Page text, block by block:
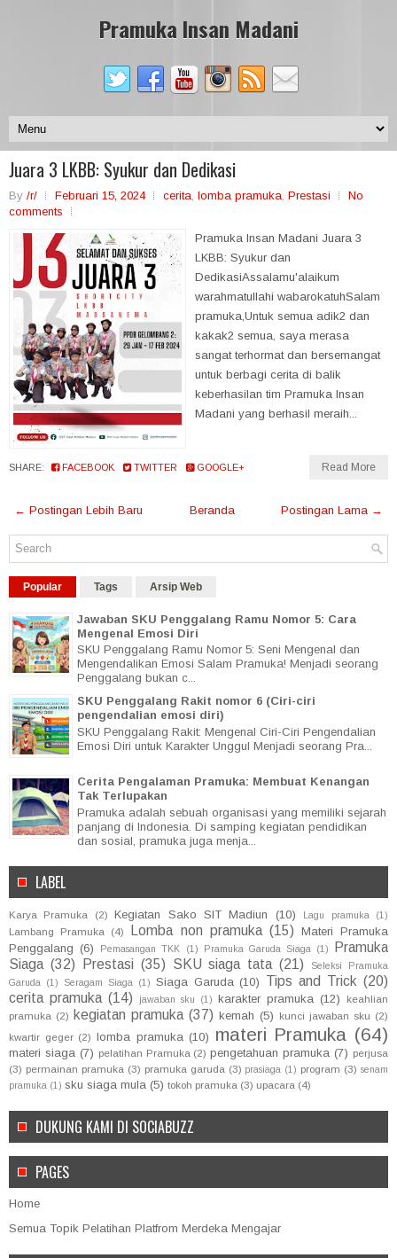
Pramuka Insan Madani
Juara 3 LKBB: Syukur dan Dedikasi
By /r/ Februari 15, 2024 cerita, lomba pramuka, Prestasi
No
comments
Pramuka Insan Madani Juara 3
LKBB: Syukur dan
DedikasiAssalamu'alaikum
warahmatullahi wabarokatuhSalam
pramuka,Untuk semua adik2 dan
kakak2 semua, saya merasa
sangat terhormat dan bersemangat
untuk berbagi cerita di balik
keberhasilan tim Pramuka Insan
Madani yang berhasil meraih...
SHARE: FACEBOOK TWITTER GOOGLE+ Read More
← Postingan Lebih Baru Postingan Lama →
Beranda
Popular Tags Arsip Web
Jawaban SKU Penggalang Ramu Nomor 5: Cara
Mengenal Emosi Diri
SKU Penggalang Ramu Nomor 5: Seni Mengenal dan
Mengendalikan Emosi Salam Pramuka! Menjadi seorang
Penggalang bukan c...
SKU Penggalang Rakit nomor 6 (Ciri-ciri
pengendalian emosi diri)
SKU Penggalang Rakit: Mengenal Ciri-Ciri Pengendalian
Emosi Diri untuk Karakter Unggul Menjadi seorang Pra...
Cerita Pengalaman Pramuka: Membuat Kenangan
Tak Terlupakan
Pramuka adalah sebuah organisasi yang memiliki sejarah
panjang di Indonesia. Di samping kegiatan pendidikan
dan sosial, pramuka juga menja...
LABEL
Karya Pramuka (2) Kegiatan Sako SIT Madiun (10) Lagu pramuka (1)
Lambang Pramuka (4) Lomba non pramuka (15) Materi Pramuka
Penggalang (6) Pemasangan TKK (1) Pramuka Garuda Siaga (1)
Pramuka
Siaga (32) Prestasi (35) SKU siaga tata (21)
Seleksi Pramuka
Garuda
(1) Seragam Siaga (1) Siaga Garuda (10) Tips and Trick (20)
cerita pramuka (14) jawaban sku (1) karakter pramuka (12)
keahlian
pramuka (2) kegiatan pramuka (37) kemah (5) kunci jawaban sku (2)
kwartir geger (2) lomba pramuka (10) materi Pramuka (64)
materi siaga (7) pelatihan Pramuka (2) pengetahuan pramuka (7) perjusa
(3) permainan pramuka (3) pramuka garuda (3) prasiaga (1) program (3) senam
pramuka (1) sku siaga mula (5) tokoh pramuka (3) upacara (4)
DUKUNG KAMI DI SOCIABUZZ
PAGES
Home
Semua Topik Pelatihan Platfrom Merdeka Mengajar